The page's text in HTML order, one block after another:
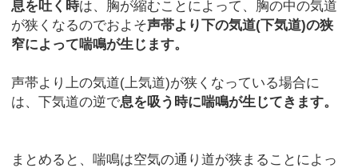
息を吐く時は、胸が縮むことによって、胸の中の気道
が狭くなるのでおよそ声帯より下の気道(下気道)の狭
窄によって喘鳴が生じます。
声帯より上の気道(上気道)が狭くなっている場合に
は、下気道の逆で息を吸う時に喘鳴が生じてきます。
まとめると、喘鳴は空気の通り道が狭まることによっ